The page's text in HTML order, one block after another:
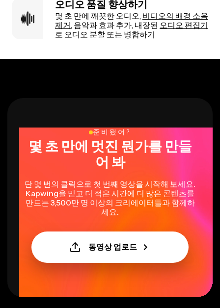
오디오 품질 향상하기
몇 초 만에 깨끗한 오디오, 비디오의 배경 소음
제거, 음악과 효과 추가, 내장된 오디오 편집기
로 오디오 분할 또는 병합하기.
준비됐어?
몇 초 만에 멋진 뭔가를 만들
어 봐
단 몇 번의 클릭으로 첫 번째 영상을 시작해 보세요.
Kapwing을 믿고 더 적은 시간에 더 많은 콘텐츠를
만드는 3,500만 명 이상의 크리에이터들과 함께하
세요.
동영상 업로드